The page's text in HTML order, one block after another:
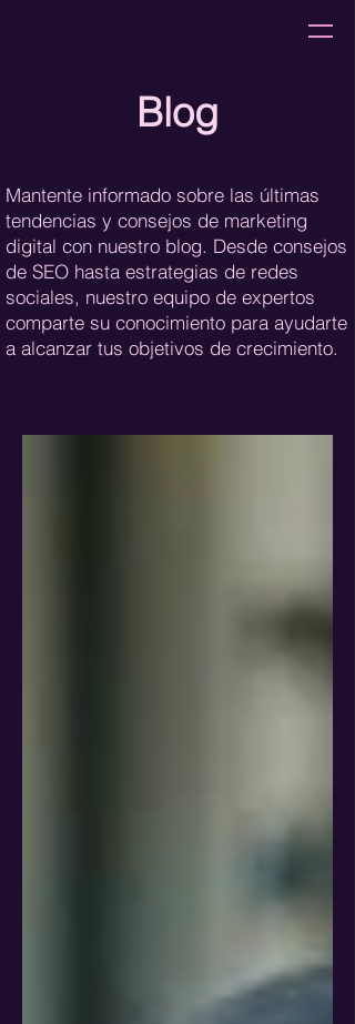
Blog
Mantente informado sobre las últimas
tendencias y consejos de marketing
digital con nuestro blog. Desde consejos
de SEO hasta estrategias de redes
sociales, nuestro equipo de expertos
comparte su conocimiento para ayudarte
a alcanzar tus objetivos de crecimiento.